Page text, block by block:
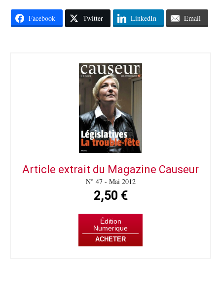
Facebook Twitter LinkedIn Email
Article extrait du Magazine Causeur
N° 47 - Mai 2012
2,50 €
Édition
Numerique
ACHETER